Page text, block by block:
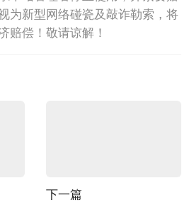
为新型网络碰瓷及敲诈勒索，将
赔偿！敬请谅解！
下一篇